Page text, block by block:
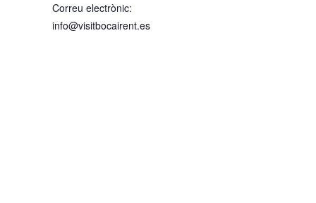
Correu electrònic:
info@visitbocairent.es